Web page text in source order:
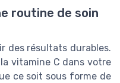
routine de soin
des résultats durables.
vitamine C dans votre
ce soit sous forme de